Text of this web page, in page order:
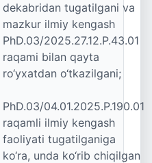
dekabridan tugatilgani va
mazkur ilmiy kengash
PhD.03/2025.27.12.P.43.01
raqami bilan qayta
ro‘yxatdan o‘tkazilgani;
PhD.03/04.01.2025.P.190.01
raqamli ilmiy kengash
faoliyati tugatilganiga
ko‘ra, unda ko‘rib chiqilgan